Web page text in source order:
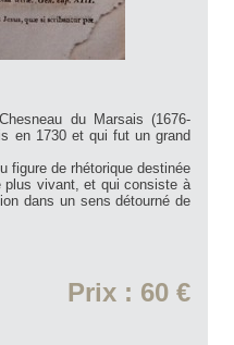
du Marsais (1676-
en 1730 et qui fut un grand
figure de rhétorique destinée
plus vivant, et qui consiste à
dans un sens détourné de
Prix : 60 €